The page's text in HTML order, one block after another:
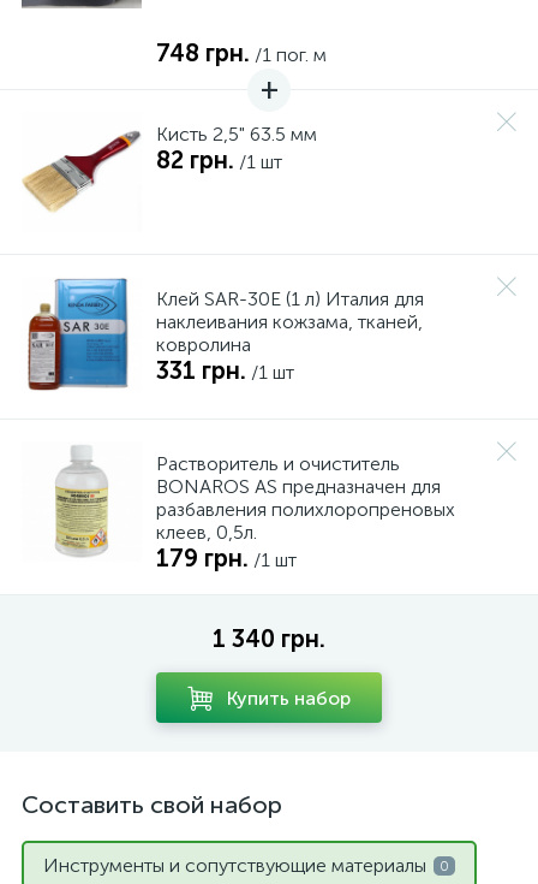
748 грн. /1 пог. м
Кисть 2,5" 63.5 мм
82 грн. /1 шт
Клей SAR-30E (1 л) Италия для
наклеивания кожзама, тканей,
ковролина
331 грн. /1 шт
Растворитель и очиститель
BONAROS AS предназначен для
разбавления полихлоропреновых
клеев, 0,5л.
179 грн. /1 шт
1 340 грн.
Купить набор
Составить свой набор
Инструменты и сопутствующие материалы 0